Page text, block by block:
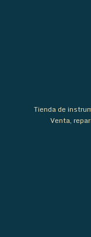
Tienda de
Venta,